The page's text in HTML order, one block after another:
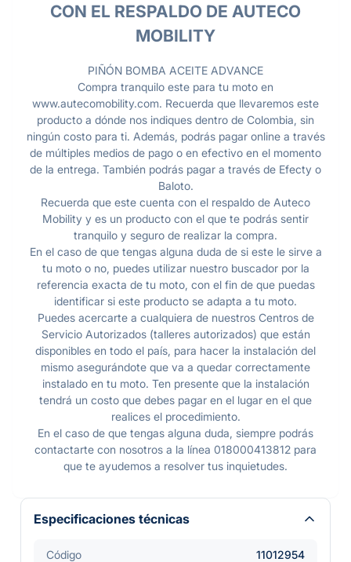
CON EL RESPALDO DE AUTECO
MOBILITY
PIÑÓN BOMBA ACEITE ADVANCE
Compra tranquilo este para tu moto en
www.autecomobility.com. Recuerda que llevaremos este
producto a dónde nos indiques dentro de Colombia, sin
ningún costo para ti. Además, podrás pagar online a través
de múltiples medios de pago o en efectivo en el momento
de la entrega. También podrás pagar a través de Efecty o
Baloto.
Recuerda que este cuenta con el respaldo de Auteco
Mobility y es un producto con el que te podrás sentir
tranquilo y seguro de realizar la compra.
En el caso de que tengas alguna duda de si este le sirve a
tu moto o no, puedes utilizar nuestro buscador por la
referencia exacta de tu moto, con el fin de que puedas
identificar si este producto se adapta a tu moto.
Puedes acercarte a cualquiera de nuestros Centros de
Servicio Autorizados (talleres autorizados) que están
disponibles en todo el país, para hacer la instalación del
mismo asegurándote que va a quedar correctamente
instalado en tu moto. Ten presente que la instalación
tendrá un costo que debes pagar en el lugar en el que
realices el procedimiento.
En el caso de que tengas alguna duda, siempre podrás
contactarte con nosotros a la línea 018000413812 para
que te ayudemos a resolver tus inquietudes.
Especificaciones técnicas
Código 11012954